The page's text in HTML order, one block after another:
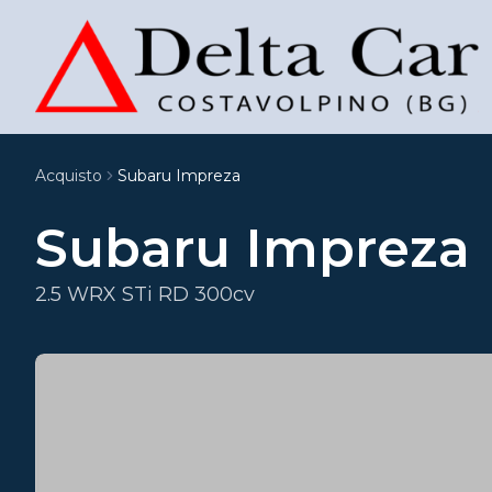
Acquisto Subaru Impreza
Subaru Impreza
2.5 WRX STi RD 300cv